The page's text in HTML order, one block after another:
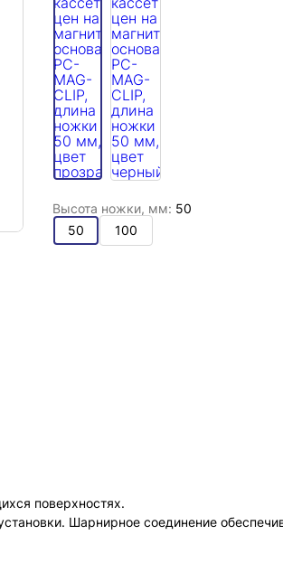
Высота ножки, мм: 50
50
100
поверхностях.
Шарнирное соединение